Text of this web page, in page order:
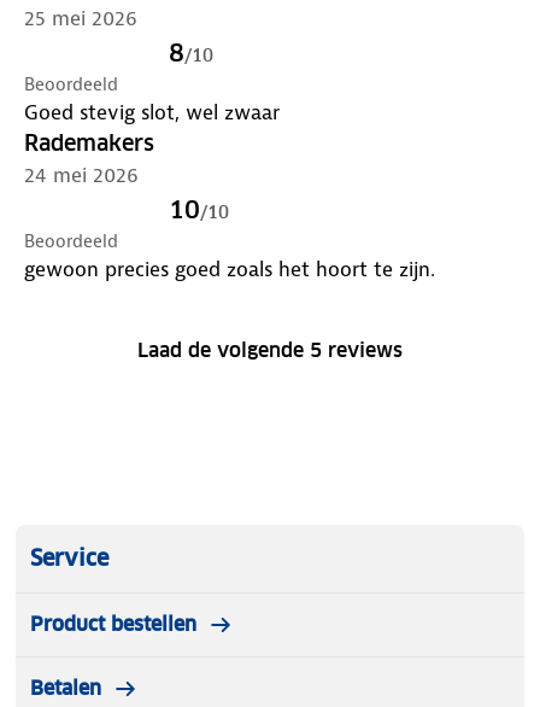
25 mei 2026
8/10
Beoordeeld
Goed stevig slot, wel zwaar
Rademakers
24 mei 2026
10/10
Beoordeeld
gewoon precies goed zoals het hoort te zijn.
Laad de volgende 5 reviews
Service
Product bestellen
Betalen